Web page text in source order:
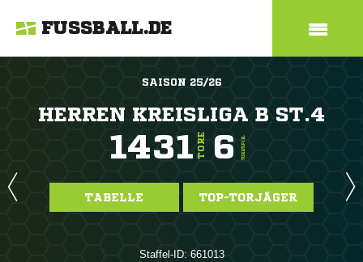
FUSSBALL.DE
SAISON 25/26
HERREN KREISLIGA B ST.4
1431TORE 6 TORE/SPIEL
TABELLE TOP-TORJÄGER
Staffel-ID: 661013